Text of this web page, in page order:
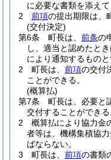
に必要な書類を添え
2
前項の提出期限は、
(交付決定)
第6条
町長は、 前条の
し、適当と認めたと
により通知するものと
2
町長は、 前項の交付
ことができる。
(概算払)
第7条
町長は、必要と
交付することができる
2
概算払により協力金
者等は、機構集積協
ばならない。
3
町長は、 前項の書類